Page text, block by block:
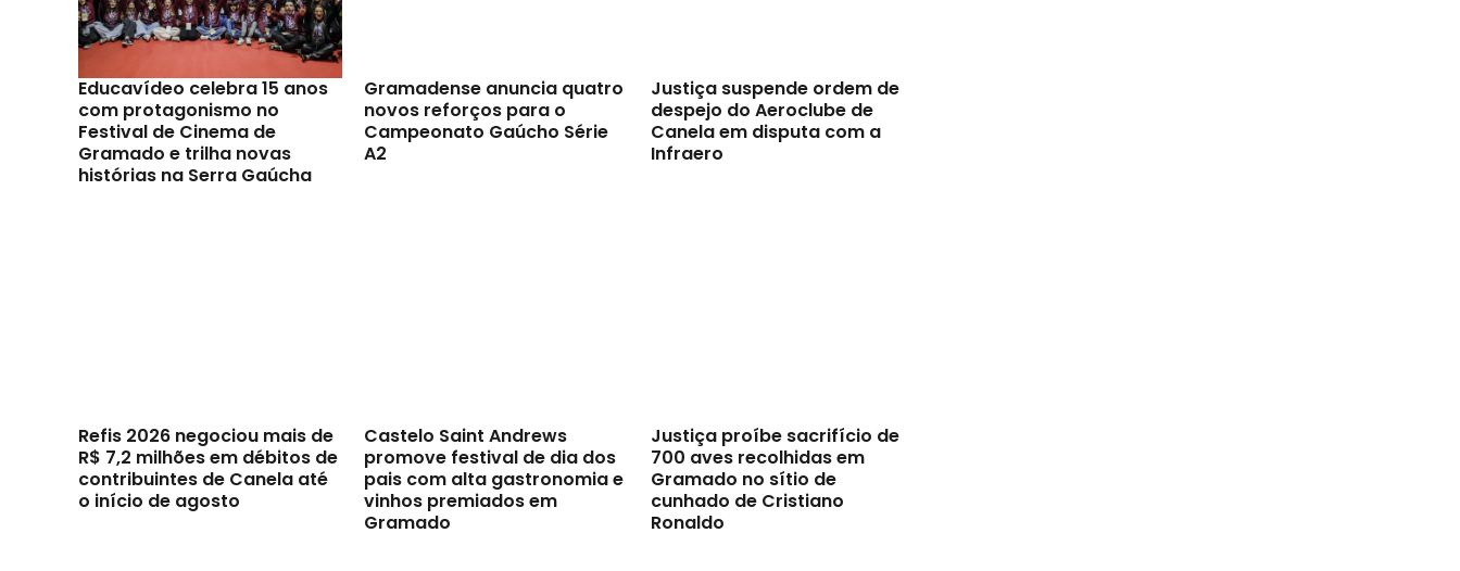
Educavídeo celebra 15 anos
com protagonismo no
Festival de Cinema de
Gramado e trilha novas
histórias na Serra Gaúcha
Gramadense anuncia quatro
novos reforços para o
Campeonato Gaúcho Série
A2
Justiça suspende ordem de
despejo do Aeroclube de
Canela em disputa com a
Infraero
Refis 2026 negociou mais de
R$ 7,2 milhões em débitos de
contribuintes de Canela até
o início de agosto
Castelo Saint Andrews
promove festival de dia dos
pais com alta gastronomia e
vinhos premiados em
Gramado
Justiça proíbe sacrifício de
700 aves recolhidas em
Gramado no sítio de
cunhado de Cristiano
Ronaldo